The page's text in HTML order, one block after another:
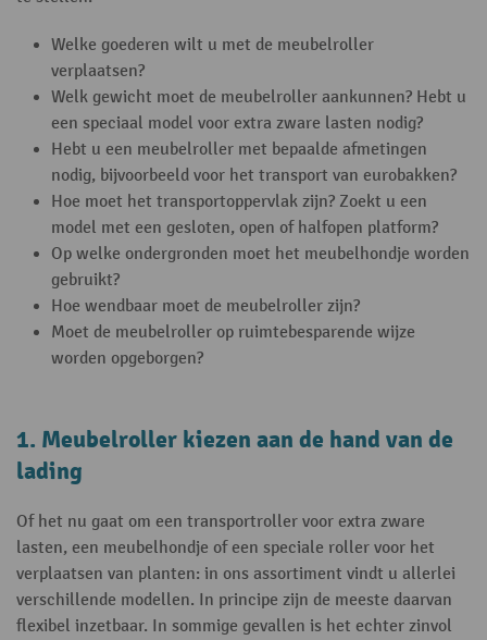
Welke goederen wilt u met de meubelroller
verplaatsen?
Welk gewicht moet de meubelroller aankunnen? Hebt u
een speciaal model voor extra zware lasten nodig?
Hebt u een meubelroller met bepaalde afmetingen
nodig, bijvoorbeeld voor het transport van eurobakken?
Hoe moet het transportoppervlak zijn? Zoekt u een
model met een gesloten, open of halfopen platform?
Op welke ondergronden moet het meubelhondje worden
gebruikt?
Hoe wendbaar moet de meubelroller zijn?
Moet de meubelroller op ruimtebesparende wijze
worden opgeborgen?
1. Meubelroller kiezen aan de hand van de
lading
Of het nu gaat om een transportroller voor extra zware
lasten, een meubelhondje of een speciale roller voor het
verplaatsen van planten: in ons assortiment vindt u allerlei
verschillende modellen. In principe zijn de meeste daarvan
flexibel inzetbaar. In sommige gevallen is het echter zinvol